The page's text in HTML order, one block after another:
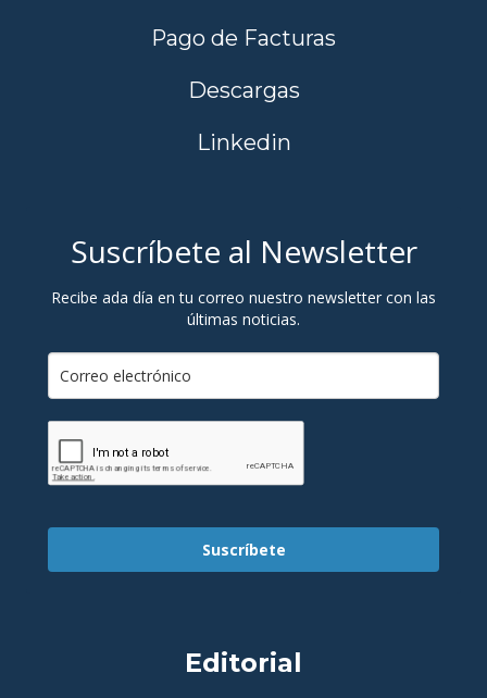
Pago de Facturas
Descargas
Linkedin
Suscríbete al Newsletter
Recibe ada día en tu correo nuestro newsletter con las
últimas noticias.
Suscríbete
Editorial